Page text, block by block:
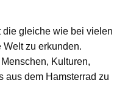
die gleiche wie bei vielen
zu erkunden.
Kulturen,
aus dem Hamsterrad zu